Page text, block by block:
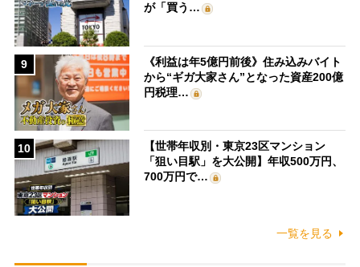
が「買う…
9
《利益は年5億円前後》住み込みバイト
から“ギガ大家さん”となった資産200億
円税理…
10
【世帯年収別・東京23区マンション
「狙い目駅」を大公開】年収500万円、
700万円で…
一覧を見る